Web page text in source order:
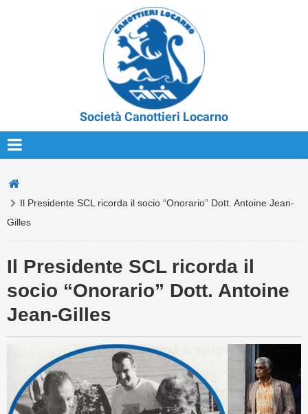
Società Canottieri Locarno
Il Presidente SCL ricorda il socio “Onorario” Dott. Antoine Jean-
Gilles
Il Presidente SCL ricorda il
socio “Onorario” Dott. Antoine
Jean-Gilles